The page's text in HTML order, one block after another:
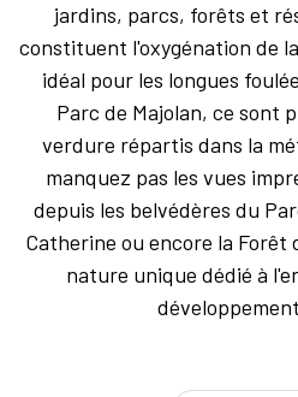
jardins, parcs, forêts et
constituent l'oxygénation de
idéal pour les longues
Parc de Majolan, ce sont
verdure répartis dans la
manquez pas les vues
depuis les belvédères du
Catherine ou encore la Forêt
nature unique dédié à